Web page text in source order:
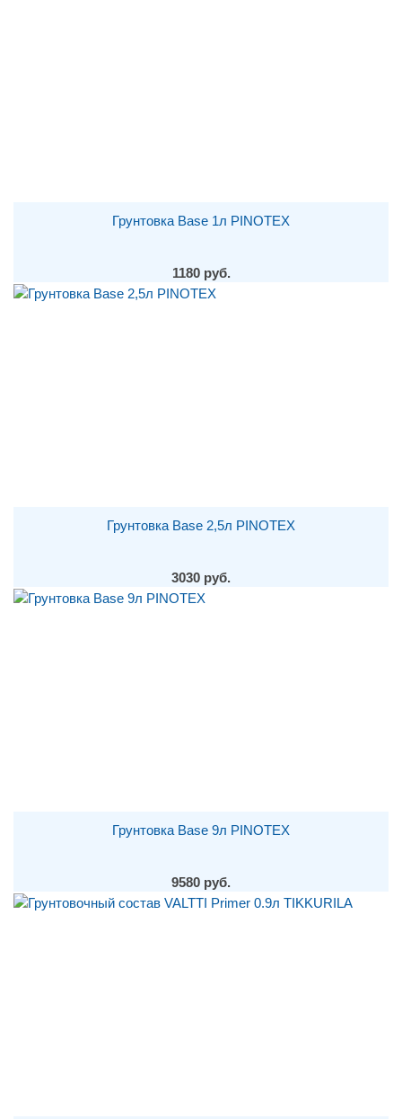
Грунтовка Base 1л PINOTEX
1180 руб.
Грунтовка Base 2,5л PINOTEX
3030 руб.
Грунтовка Base 9л PINOTEX
9580 руб.